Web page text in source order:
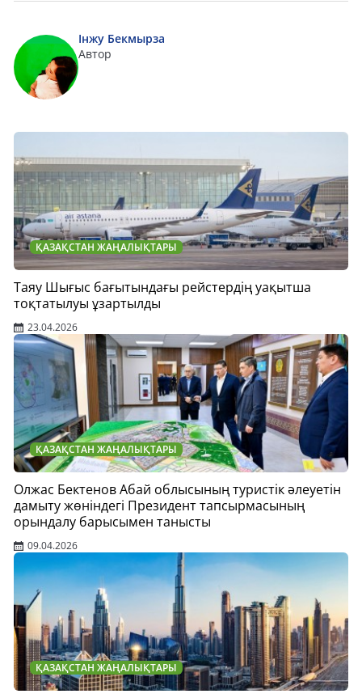
Інжу Бекмырза
Автор
ҚАЗАҚСТАН ЖАҢАЛЫҚТАРЫ
Таяу Шығыс бағытындағы рейстердің уақытша
тоқтатылуы ұзартылды
23.04.2026
ҚАЗАҚСТАН ЖАҢАЛЫҚТАРЫ
Олжас Бектенов Абай облысының туристік әлеуетін
дамыту жөніндегі Президент тапсырмасының
орындалу барысымен танысты
09.04.2026
ҚАЗАҚСТАН ЖАҢАЛЫҚТАРЫ